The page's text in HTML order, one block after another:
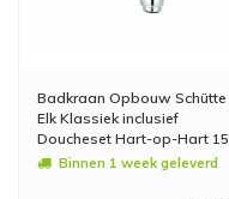
Badkraan Opbouw Schütte
Elk Klassiek inclusief
Doucheset Hart-op-Hart 15
cm Chroom
Binnen 1 week geleverd